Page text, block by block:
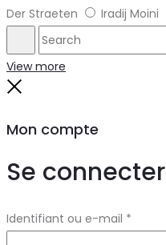
Der Straeten
Iradij Moini
Search
View more
Mon compte
Se connecter
Identifiant ou e-mail *